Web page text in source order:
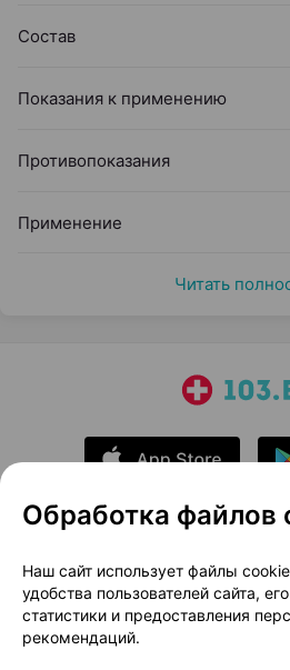
Состав
Показания к применению
Противопоказания
Применение
Читать
О проекте
Размещение рекламы
Публичный договор
Обработка файлов
Наш сайт использует файлы
удобства пользователей сайта,
статистики и предоставления
рекомендаций.